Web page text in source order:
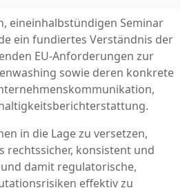
eineinhalbstündigen Seminar
ein fundiertes Verständnis der
EU-Anforderungen zur
sowie deren konkrete
in die Lage zu versetzen,
rechtssicher, konsistent und
damit regulatorische,
effektiv zu